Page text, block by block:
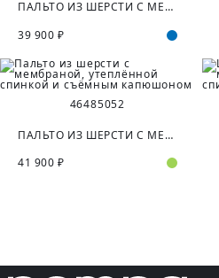
ПАЛЬТО ИЗ ШЕРСТИ С МЕМБРАНОЙ И УТЕПЛЁННОЙ СПИНКОЙ
39 900 ₽
46485052
ПАЛЬТО ИЗ ШЕРСТИ С МЕМБРАНОЙ, УТЕПЛЁННОЙ СПИНКОЙ И СЪЁМНЫМ КАПЮШОНОМ
41 900 ₽